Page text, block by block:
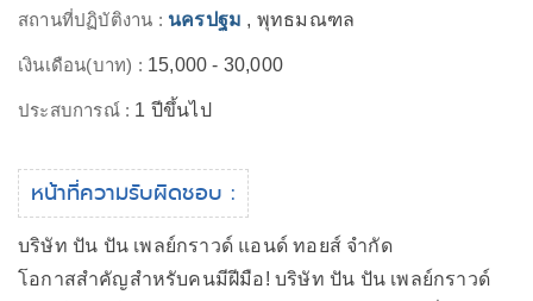
สถานที่ปฏิบัติงาน : นครปฐม , พุทธมณฑล
เงินเดือน(บาท) : 15,000 - 30,000
ประสบการณ์ : 1 ปีขึ้นไป
หน้าที่ความรับผิดชอบ :
บริษัท ปัน ปัน เพลย์กราวด์ แอนด์ ทอยส์ จำกัด
โอกาสสำคัญสำหรับคนมีฝีมือ! บริษัท ปัน ปัน เพลย์กราวด์